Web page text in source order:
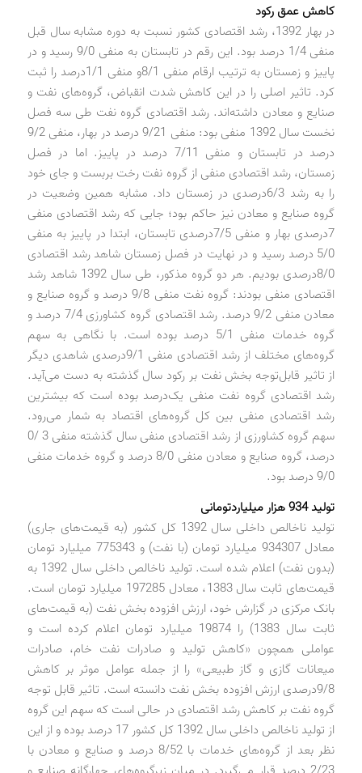
کاهش عمق رکود
در بهار 1392، رشد اقتصادی کشور نسبت به دوره مشابه سال قبل
منفی 1/4 درصد بود. این رقم در تابستان به منفی 9/0 رسید و در
پاییز و زمستان به ترتیب ارقام منفی 8/1و منفی 1/1درصد را ثبت
کرد. تاثیر اصلی را در این کاهش شدت انقباض، گروه‌های نفت و
صنایع و معادن داشته‌اند. رشد اقتصادی گروه نفت طی سه فصل
نخست سال 1392 منفی بود: منفی 9/21 درصد در بهار، منفی 9/2
درصد در تابستان و منفی 7/11 درصد در پاییز. اما در فصل
زمستان، رشد اقتصادی منفی از گروه نفت رخت بربست و جای خود
را به رشد 6/3‌درصدی در زمستان داد. مشابه همین وضعیت در
گروه صنایع و معادن نیز حاکم بود؛ جایی که رشد اقتصادی منفی
7‌درصدی بهار و منفی 7/5‌درصدی تابستان، ابتدا در پاییز به منفی
5/0 درصد رسید و در نهایت در فصل زمستان شاهد رشد اقتصادی
8/0‌درصدی بودیم. هر دو گروه مذکور، طی سال 1392 شاهد رشد
اقتصادی منفی بودند: گروه نفت منفی 9/8 درصد و گروه صنایع و
معادن منفی 9/2 درصد. رشد اقتصادی گروه کشاورزی 7/4 درصد و
گروه خدمات منفی 5/1 درصد بوده است. با نگاهی به سهم
گروه‌های مختلف از رشد اقتصادی منفی 9/1‌درصدی شاهدی دیگر
از تاثیر قابل‌توجه بخش نفت بر رکود سال گذشته به دست می‌آید.
رشد اقتصادی گروه نفت منفی یک‌درصد بوده است که بیشترین
رشد اقتصادی منفی بین کل گروه‌های اقتصاد به شمار می‌رود.
سهم گروه کشاورزی از رشد اقتصادی منفی سال گذشته منفی 3 /0
درصد، گروه صنایع و معادن منفی 8/0 درصد و گروه خدمات منفی
9/0 درصد بود.
تولید 934 هزار میلیارد‌تومانی
تولید ناخالص داخلی سال 1392 کل کشور (به قیمت‌های جاری)
معادل 934307 میلیارد تومان (با نفت) و 775343 میلیارد تومان
(بدون نفت) اعلام شده است. تولید ناخالص داخلی سال 1392 به
قیمت‌های ثابت سال 1383، معادل 197285 میلیارد تومان است.
بانک مرکزی در گزارش خود، ارزش افزوده بخش نفت (به قیمت‌های
ثابت سال 1383) را 19874 میلیارد تومان اعلام کرده است و
عواملی همچون «کاهش تولید و صادرات نفت خام، صادرات
میعانات گازی و گاز طبیعی» را از جمله عوامل موثر بر کاهش
9/8‌درصدی ارزش افزوده بخش نفت دانسته است. تاثیر قابل توجه
گروه نفت بر کاهش رشد اقتصادی در حالی است که سهم این گروه
از تولید ناخالص داخلی سال 1392 کل کشور 17 درصد بوده و از این
نظر بعد از گروه‌های خدمات با 8/52 درصد و صنایع و معادن با